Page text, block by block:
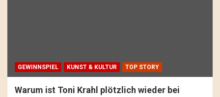
GEWINNSPIEL KUNST & KULTUR TOP STORY
Warum ist Toni Krahl plötzlich wieder bei